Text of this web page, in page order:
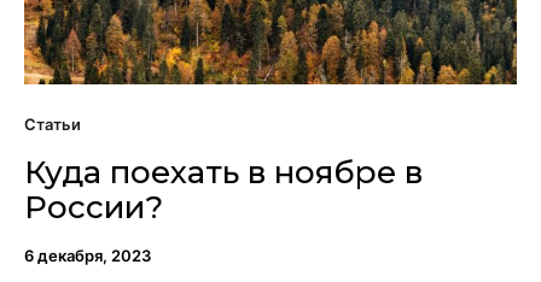
Статьи
Куда поехать в ноябре в
России?
6 декабря, 2023